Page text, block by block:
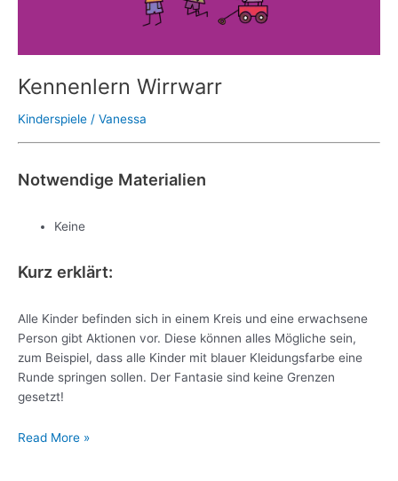
Kennenlern Wirrwarr
Kinderspiele / Vanessa
Notwendige Materialien
Keine
Kurz erklärt:
Alle Kinder befinden sich in einem Kreis und eine erwachsene
Person gibt Aktionen vor. Diese können alles Mögliche sein,
zum Beispiel, dass alle Kinder mit blauer Kleidungsfarbe eine
Runde springen sollen. Der Fantasie sind keine Grenzen
gesetzt!
Read More »